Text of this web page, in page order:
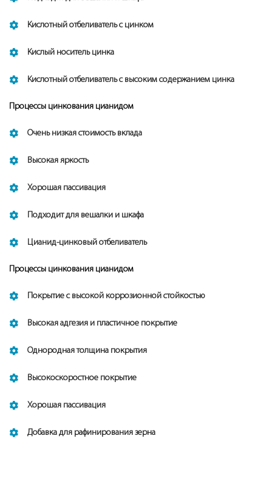
Кислотный отбеливатель с цинком
Кислый носитель цинка
Кислотный отбеливатель с высоким содержанием цинка
Процессы цинкования цианидом
Очень низкая стоимость вклада
Высокая яркость
Хорошая пассивация
Подходит для вешалки и шкафа
Цианид-цинковый отбеливатель
Процессы цинкования цианидом
Покрытие с высокой коррозионной стойкостью
Высокая адгезия и пластичное покрытие
Однородная толщина покрытия
Высокоскоростное покрытие
Хорошая пассивация
Добавка для рафинирования зерна